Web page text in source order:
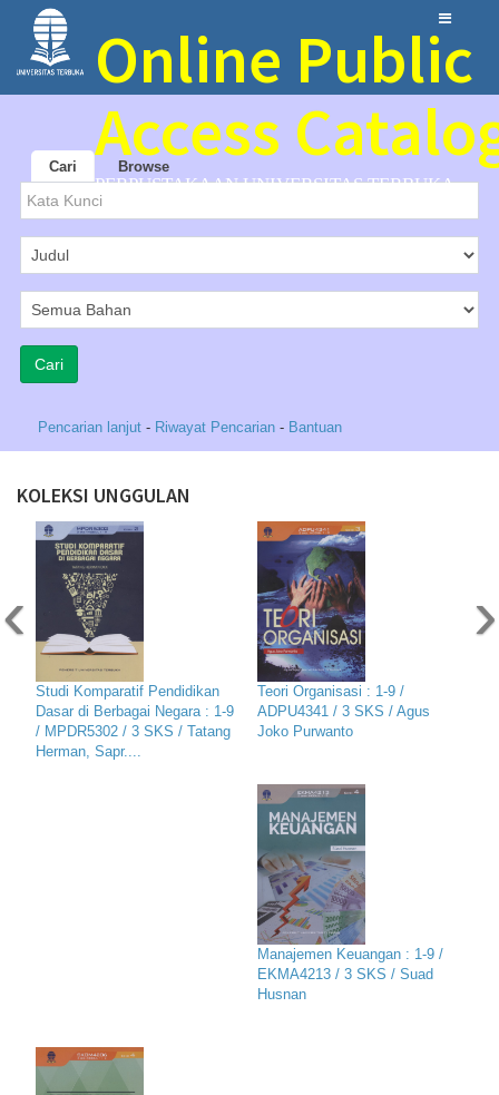
Online Public
Access
PERPUSTAKAAN UNIVERSITAS TERBUKA
Cari Browse
Pencarian lanjut - Riwayat Pencarian - Bantuan
KOLEKSI UNGGULAN
Studi Komparatif Pendidikan
Dasar di Berbagai Negara : 1-9
/ MPDR5302 / 3 SKS / Tatang
Herman, Sapr....
Teori Organisasi : 1-9 /
ADPU4341 / 3 SKS / Agus
Joko Purwanto
Manajemen Keuangan : 1-9 /
EKMA4213 / 3 SKS / Suad
Husnan
‹ ›